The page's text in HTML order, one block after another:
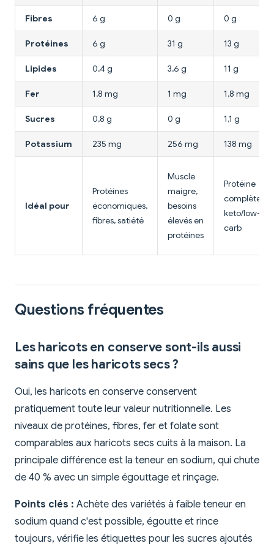
Fibres 6 g 0 g 0 g
Protéines 6 g 31 g 13 g
Lipides 0,4 g 3,6 g 11 g
Fer 1,8 mg 1 mg 1,8 mg
Sucres 0,8 g 0 g 1,1 g
Potassium 235 mg 256 mg 138 mg
Idéal pour
Protéines
économiques,
fibres, satiété
Muscle
maigre,
besoins
élevés en
protéines
Protéine
complète,
keto/low-
carb
Questions fréquentes
Les haricots en conserve sont-ils aussi
sains que les haricots secs ?
Oui, les haricots en conserve conservent
pratiquement toute leur valeur nutritionnelle. Les
niveaux de protéines, fibres, fer et folate sont
comparables aux haricots secs cuits à la maison. La
principale différence est la teneur en sodium, qui chute
de 40 % avec un simple égouttage et rinçage.
Points clés : Achète des variétés à faible teneur en
sodium quand c'est possible, égoutte et rince
toujours, vérifie les étiquettes pour les sucres ajoutés